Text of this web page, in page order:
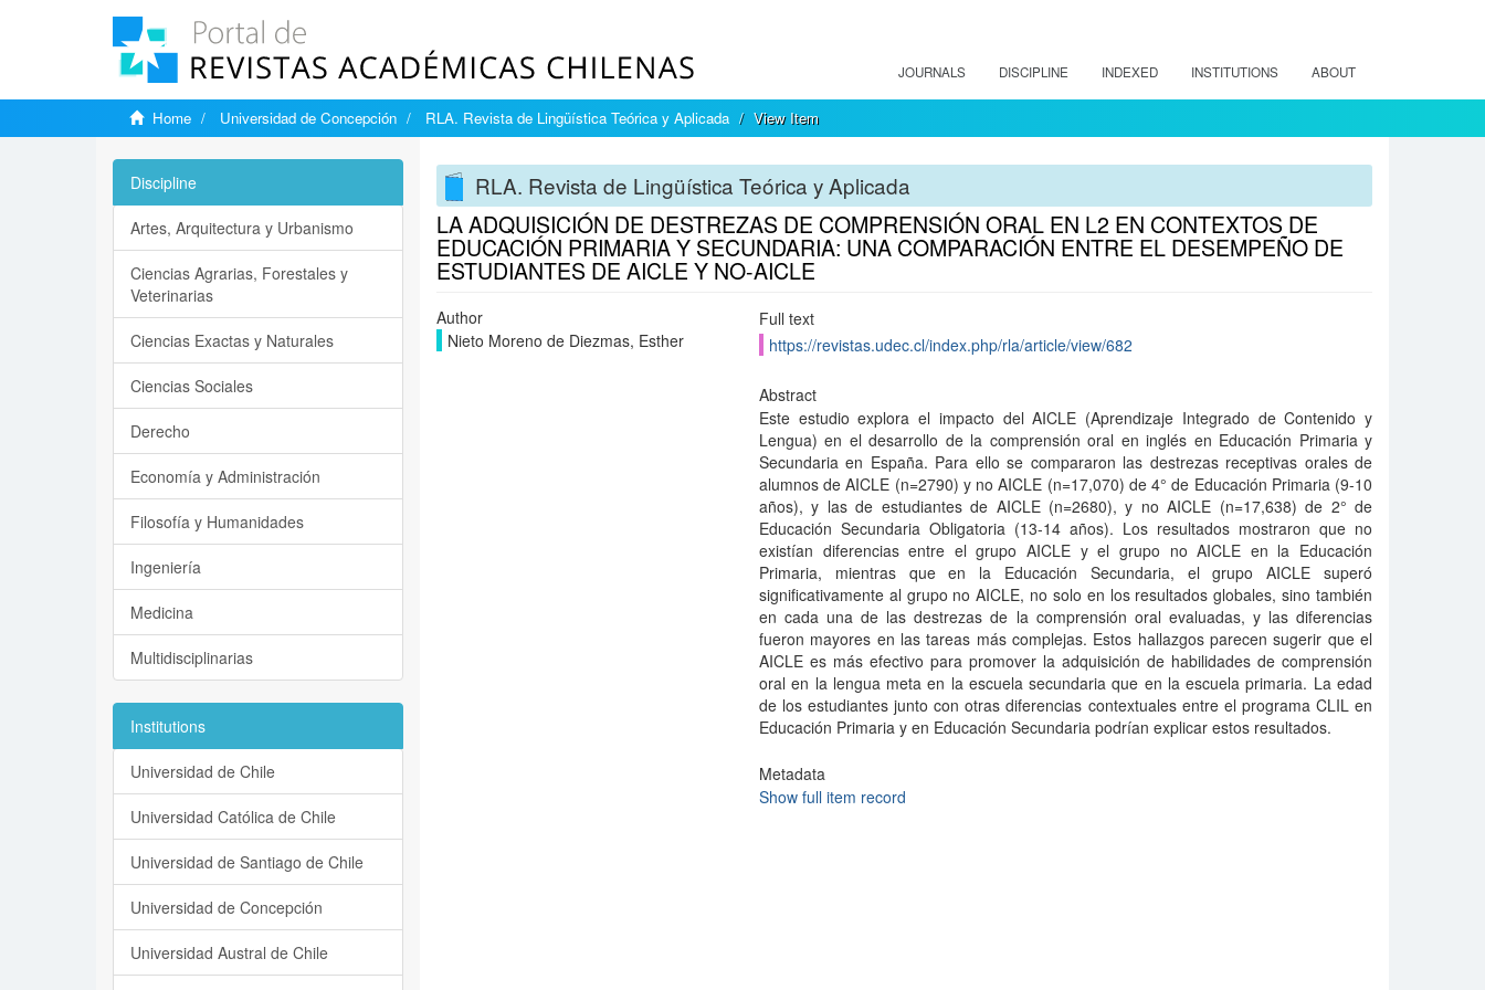
JOURNALS DISCIPLINE INDEXED INSTITUTIONS ABOUT
Home Universidad de Concepción RLA. Revista de Lingüística Teórica y Aplicada View Item
RLA. Revista de Lingüística Teórica y Aplicada
LA ADQUISICIÓN DE DESTREZAS DE COMPRENSIÓN ORAL EN L2 EN CONTEXTOS DE
EDUCACIÓN PRIMARIA Y SECUNDARIA: UNA COMPARACIÓN ENTRE EL DESEMPEÑO DE
ESTUDIANTES DE AICLE Y NO-AICLE
Author
Nieto Moreno de Diezmas, Esther
Full text
https://revistas.udec.cl/index.php/rla/article/view/682
Abstract
Este estudio explora el impacto del AICLE (Aprendizaje Integrado de Contenido y
Lengua) en el desarrollo de la comprensión oral en inglés en Educación Primaria y
Secundaria en España. Para ello se compararon las destrezas receptivas orales de
alumnos de AICLE (n=2790) y no AICLE (n=17,070) de 4° de Educación Primaria (9-10
años), y las de estudiantes de AICLE (n=2680), y no AICLE (n=17,638) de 2° de
Educación Secundaria Obligatoria (13-14 años). Los resultados mostraron que no
existían diferencias entre el grupo AICLE y el grupo no AICLE en la Educación
Primaria, mientras que en la Educación Secundaria, el grupo AICLE superó
significativamente al grupo no AICLE, no solo en los resultados globales, sino también
en cada una de las destrezas de la comprensión oral evaluadas, y las diferencias
fueron mayores en las tareas más complejas. Estos hallazgos parecen sugerir que el
AICLE es más efectivo para promover la adquisición de habilidades de comprensión
oral en la lengua meta en la escuela secundaria que en la escuela primaria. La edad
de los estudiantes junto con otras diferencias contextuales entre el programa CLIL en
Educación Primaria y en Educación Secundaria podrían explicar estos resultados.
Metadata
Show full item record
Discipline
Artes, Arquitectura y Urbanismo
Ciencias Agrarias, Forestales y
Veterinarias
Ciencias Exactas y Naturales
Ciencias Sociales
Derecho
Economía y Administración
Filosofía y Humanidades
Ingeniería
Medicina
Multidisciplinarias
Institutions
Universidad de Chile
Universidad Católica de Chile
Universidad de Santiago de Chile
Universidad de Concepción
Universidad Austral de Chile